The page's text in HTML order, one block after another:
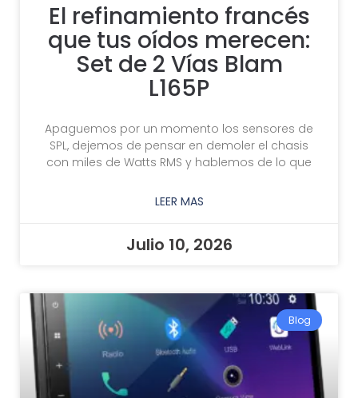
El refinamiento francés
que tus oídos merecen:
Set de 2 Vías Blam
L165P
Apaguemos por un momento los sensores de
SPL, dejemos de pensar en demoler el chasis
con miles de Watts RMS y hablemos de lo que
LEER MAS
Julio 10, 2026
Blog